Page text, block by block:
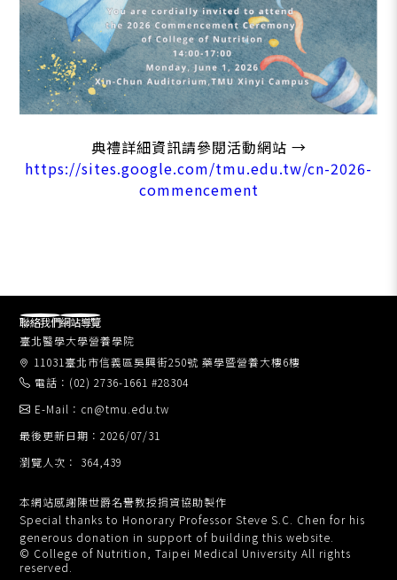
典禮詳細資訊請參閱活動網站 →
https://sites.google.com/tmu.edu.tw/cn-2026-
commencement
臺北醫學大學營養學院
11031臺北市信義區吳興街250號 藥學暨營養大樓6樓
電話：(02) 2736-1661 #28304
瀏覽人次： 364,439
E-Mail：cn@tmu.edu.tw
最後更新日期：2026/07/31
聯絡我們網站導覽
本網站感謝陳世爵名譽教授捐資協助製作
Special thanks to Honorary Professor Steve S.C. Chen for his
generous donation in support of building this website.
© College of Nutrition, Taipei Medical University All rights
reserved.